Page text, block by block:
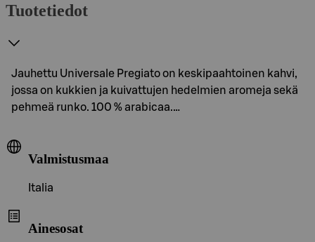
Tuotetiedot
Jauhettu Universale Pregiato on keskipaahtoinen kahvi,
jossa on kukkien ja kuivattujen hedelmien aromeja sekä
pehmeä runko. 100 % arabicaa.…
Valmistusmaa
Italia
Ainesosat